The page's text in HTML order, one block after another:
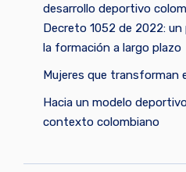
desarrollo deportivo
Decreto 1052 de 2022:
la formación a largo plazo
Mujeres que transforman
Hacia un modelo
contexto colombiano